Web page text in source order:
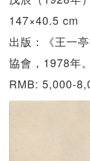
147×40.5 cm
出版：《王一
協會，1978年。
RMB: 5,000-